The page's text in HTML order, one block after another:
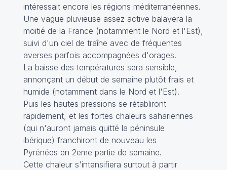
intéressait encore les régions méditerranéennes.
Une vague pluvieuse assez active balayera la
moitié de la France (notamment le Nord et l'Est),
suivi d'un ciel de traîne avec de fréquentes
averses parfois accompagnées d'orages.
La baisse des températures sera sensible,
annonçant un début de semaine plutôt frais et
humide (notamment dans le Nord et l'Est).
Puis les hautes pressions se rétabliront
rapidement, et les fortes chaleurs sahariennes
(qui n'auront jamais quitté la péninsule
ibérique) franchiront de nouveau les
Pyrénées en 2eme partie de semaine.
Cette chaleur s'intensifiera surtout à partir